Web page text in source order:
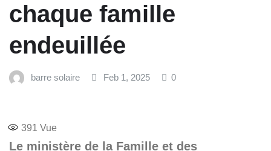
chaque famille
endeuillée
barre solaire Feb 1, 2025 0
391 Vue
Le ministère de la Famille et des